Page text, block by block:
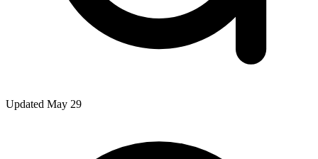
Updated May 29